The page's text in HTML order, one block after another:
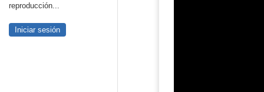
reproducción...
Iniciar sesión